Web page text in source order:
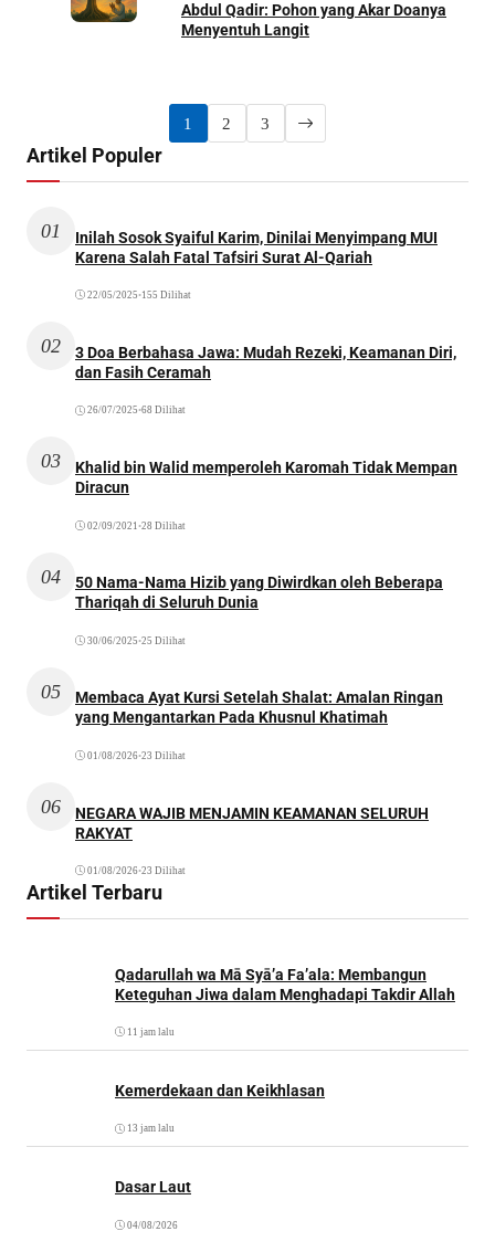
Abdul Qadir: Pohon yang Akar Doanya
Menyentuh Langit
1 2 3
Artikel Populer
01
Inilah Sosok Syaiful Karim, Dinilai Menyimpang MUI
Karena Salah Fatal Tafsiri Surat Al-Qariah
22/05/2025 •155 Dilihat
02
3 Doa Berbahasa Jawa: Mudah Rezeki, Keamanan Diri,
dan Fasih Ceramah
26/07/2025 •68 Dilihat
03
Khalid bin Walid memperoleh Karomah Tidak Mempan
Diracun
02/09/2021 •28 Dilihat
04
50 Nama-Nama Hizib yang Diwirdkan oleh Beberapa
Thariqah di Seluruh Dunia
30/06/2025 •25 Dilihat
05
Membaca Ayat Kursi Setelah Shalat: Amalan Ringan
yang Mengantarkan Pada Khusnul Khatimah
01/08/2026•23 Dilihat
06
NEGARA WAJIB MENJAMIN KEAMANAN SELURUH
RAKYAT
01/08/2026•23 Dilihat
Artikel Terbaru
Qadarullah wa Mā Syā’a Fa’ala: Membangun
Keteguhan Jiwa dalam Menghadapi Takdir Allah
11 jam lalu
Kemerdekaan dan Keikhlasan
13 jam lalu
Dasar Laut
04/08/2026